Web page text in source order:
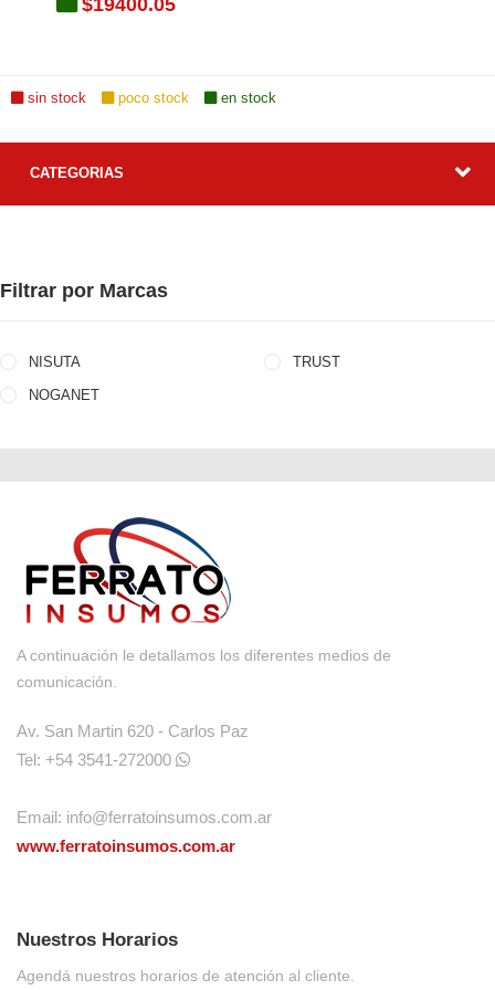
$19400.05
sin stock poco stock en stock
CATEGORIAS
Filtrar por Marcas
NISUTA
NOGANET
TRUST
A continuación le detallamos los diferentes medios de
comunicación.
Av. San Martin 620 - Carlos Paz
Tel: +54 3541-272000
Email: info@ferratoinsumos.com.ar
www.ferratoinsumos.com.ar
Nuestros Horarios
Agendá nuestros horarios de atención al cliente.